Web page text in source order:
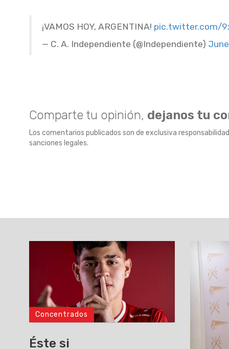
¡VAMOS HOY, ARGENTINA! pic.twitter.com/
— C. A. Independiente (@Independiente)
Comparte tu opinión, dejanos tu
Los comentarios publicados son de exclusiva
sanciones legales.
Concentrados
Éste si